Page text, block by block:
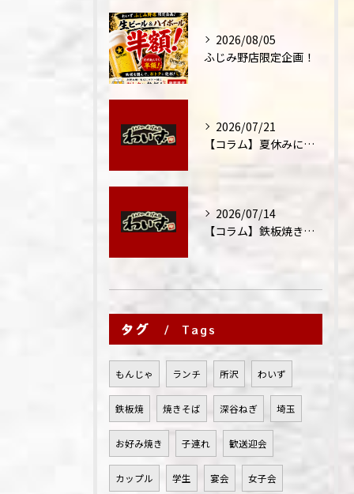
2026/08/05
ふじみ野店限定企画！
2026/07/21
【コラム】夏休みに家族外食が増える理由
2026/07/14
【コラム】鉄板焼きが"コミュニケーション飯"と呼ばれる理由
タグ Tags
もんじゃ ランチ 所沢 わいず
鉄板焼 焼きそば 深谷ねぎ 埼玉
お好み焼き 子連れ 歓送迎会
カップル 学生 宴会 女子会